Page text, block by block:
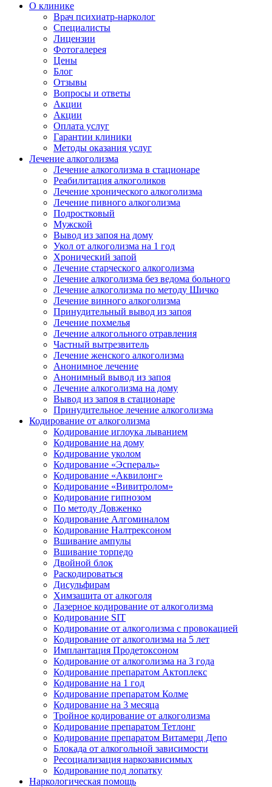
О клинике
Врач психиатр-нарколог
Специалисты
Лицензии
Фотогалерея
Цены
Блог
Отзывы
Вопросы и ответы
Акции
Акции
Оплата услуг
Гарантии клиники
Методы оказания услуг
Лечение алкоголизма
Лечение алкоголизма в стационаре
Реабилитация алкоголиков
Лечение хронического алкоголизма
Лечение пивного алкоголизма
Подростковый
Мужской
Вывод из запоя на дому
Укол от алкоголизма на 1 год
Хронический запой
Лечение старческого алкоголизма
Лечение алкоголизма без ведома больного
Лечение алкоголизма по методу Шичко
Лечение винного алкоголизма
Принудительный вывод из запоя
Лечение похмелья
Лечение алкогольного отравления
Частный вытрезвитель
Лечение женского алкоголизма
Анонимное лечение
Анонимный вывод из запоя
Лечение алкоголизма на дому
Вывод из запоя в стационаре
Принудительное лечение алкоголизма
Кодирование от алкоголизма
Кодирование иглоука лыванием
Кодирование на дому
Кодирование уколом
Кодирование «Эспераль»
Кодирование «Аквилонг»
Кодирование «Вивитролом»
Кодирование гипнозом
По методу Довженко
Кодирование Алгоминалом
Кодирование Налтрексоном
Вшивание ампулы
Вшивание торпедо
Двойной блок
Раскодироваться
Дисульфирам
Химзащита от алкоголя
Лазерное кодирование от алкоголизма
Кодирование SIT
Кодирование от алкоголизма с провокацией
Кодирование от алкоголизма на 5 лет
Имплантация Продетоксоном
Кодирование от алкоголизма на 3 года
Кодирование препаратом Актоплекс
Кодирование на 1 год
Кодирование препаратом Колме
Кодирование на 3 месяца
Тройное кодирование от алкоголизма
Кодирование препаратом Тетлонг
Кодирование препаратом Витамерц Депо
Блокада от алкогольной зависимости
Ресоциализация наркозависимых
Кодирование под лопатку
Наркологическая помощь